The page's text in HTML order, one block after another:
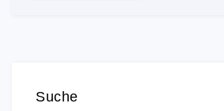
Suche